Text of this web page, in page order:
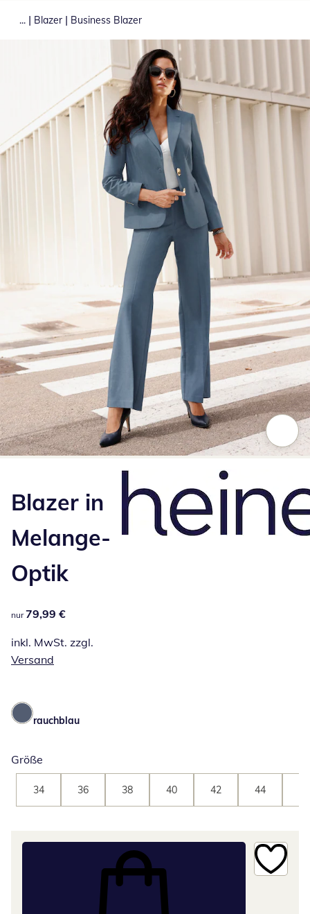
... | Blazer | Business Blazer
Blazer in
Melange-
Optik
79,99 €
nur 79,99 €
inkl. MwSt. zzgl.
Versand
rauchblau
Größe
34 36 38 40 42 44